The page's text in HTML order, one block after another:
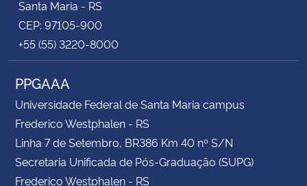
Santa Maria - RS
CEP: 97105-900
+55 (55) 3220-8000
PPGAAA
Universidade Federal de Santa Maria campus
Frederico Westphalen - RS
Linha 7 de Setembro, BR386 Km 40 nº S/N
Secretaria Unificada de Pós-Graduação (SUPG)
Frederico Westphalen - RS